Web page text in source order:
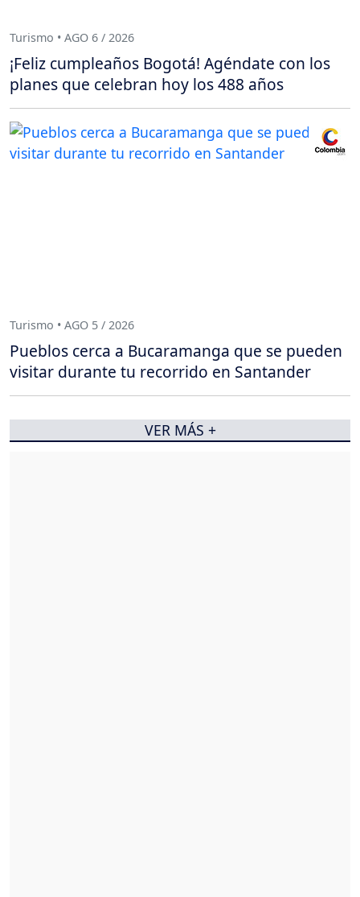
Turismo • AGO 6 / 2026
¡Feliz cumpleaños Bogotá! Agéndate con los
planes que celebran hoy los 488 años
Turismo • AGO 5 / 2026
Pueblos cerca a Bucaramanga que se pueden
visitar durante tu recorrido en Santander
VER MÁS +